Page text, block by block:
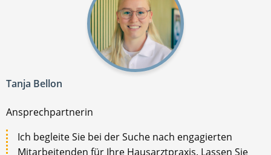
Tanja Bellon
Ansprechpartnerin
Ich begleite Sie bei der Suche nach engagierten
Mitarbeitenden für Ihre Hausarztpraxis. Lassen Sie